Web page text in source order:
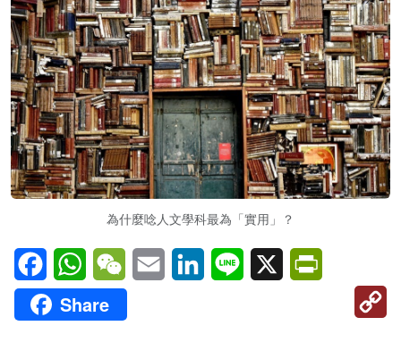
為什麼唸人文學科最為「實用」？
FacebookWhatsAppWeChatEmail LinkedInLine X
Share